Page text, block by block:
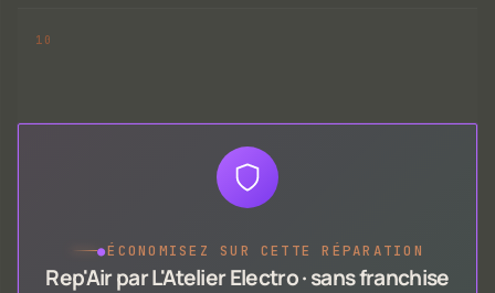
●ÉCONOMISEZ SUR CETTE RÉPARATION
Rep'Air par L'Atelier Electro · sans franchise